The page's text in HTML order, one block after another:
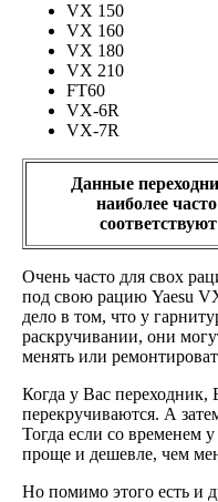
VX 150
VX 160
VX 180
VX 210
FT60
VX-6R
VX-7R
Данные
наиболее
Очень часто для свох
под свою рацию Yaesu
дело в том, что у
раскручивании, они
менять или
Когда у Вас переходник,
перекручиваются. А
Тогда если со временем
проще и дешевле, чем
Но помимо этого есть и